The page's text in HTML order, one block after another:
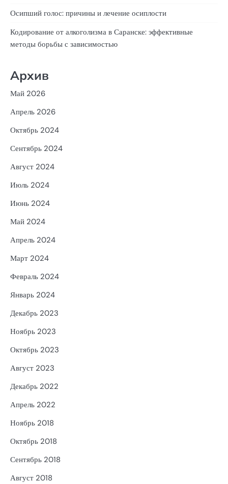
Осипший голос: причины и лечение осиплости
Кодирование от алкоголизма в Саранске: эффективные
методы борьбы с зависимостью
Архив
Май 2026
Апрель 2026
Октябрь 2024
Сентябрь 2024
Август 2024
Июль 2024
Июнь 2024
Май 2024
Апрель 2024
Март 2024
Февраль 2024
Январь 2024
Декабрь 2023
Ноябрь 2023
Октябрь 2023
Август 2023
Декабрь 2022
Апрель 2022
Ноябрь 2018
Октябрь 2018
Сентябрь 2018
Август 2018